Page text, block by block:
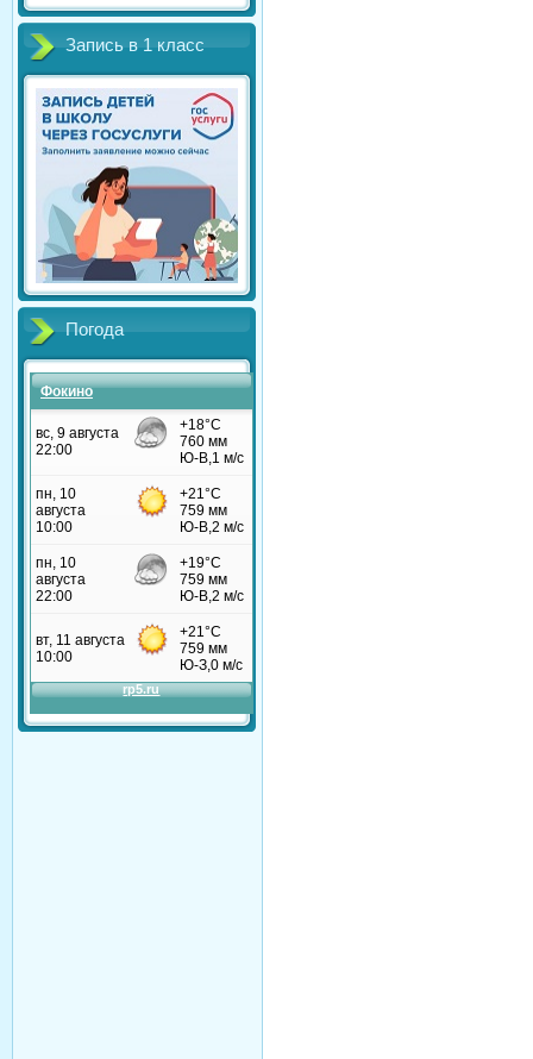
Запись в 1 класс
Погода
Фокино